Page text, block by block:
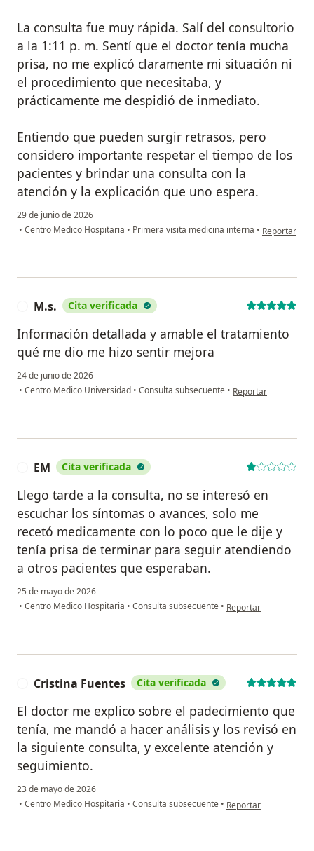
La consulta fue muy rápida. Salí del consultorio
a la 1:11 p. m. Sentí que el doctor tenía mucha
prisa, no me explicó claramente mi situación ni
el procedimiento que necesitaba, y
prácticamente me despidió de inmediato.
Entiendo que pueden surgir retrasos, pero
considero importante respetar el tiempo de los
pacientes y brindar una consulta con la
atención y la explicación que uno espera.
29 de junio de 2026
• Centro Medico Hospitaria • Primera visita medicina interna • en opinión
Reportar
M.s. Cita verificada
Información detallada y amable el tratamiento
qué me dio me hizo sentir mejora
24 de junio de 2026
• Centro Medico Universidad • Consulta subsecuente • en opinión del
Reportar
EM Cita verificada
Llego tarde a la consulta, no se interesó en
escuchar los síntomas o avances, solo me
recetó medicamente con lo poco que le dije y
tenía prisa de terminar para seguir atendiendo
a otros pacientes que esperaban.
25 de mayo de 2026
• Centro Medico Hospitaria • Consulta subsecuente • en opinión del usuario
Reportar
Cristina Fuentes Cita verificada
El doctor me explico sobre el padecimiento que
tenía, me mandó a hacer análisis y los revisó en
la siguiente consulta, y excelente atención y
seguimiento.
23 de mayo de 2026
• Centro Medico Hospitaria • Consulta subsecuente • en opinión del
Reportar